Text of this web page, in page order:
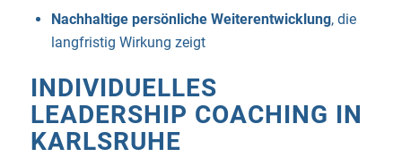
Nachhaltige persönliche Weiterentwicklung, die
langfristig Wirkung zeigt
INDIVIDUELLES
LEADERSHIP COACHING IN
KARLSRUHE